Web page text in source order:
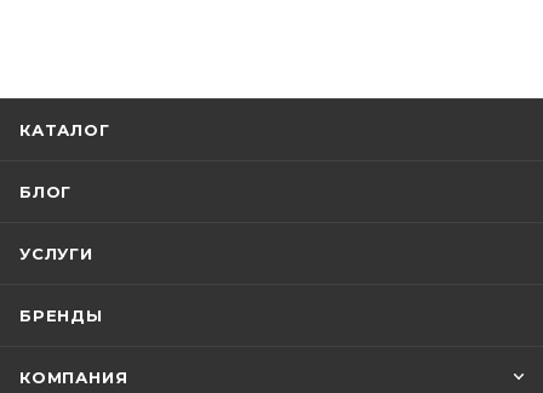
КАТАЛОГ
БЛОГ
УСЛУГИ
БРЕНДЫ
КОМПАНИЯ